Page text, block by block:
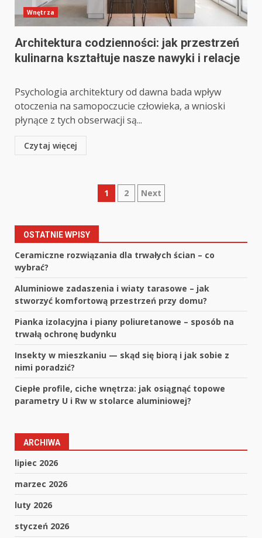
Wnętrza
Architektura codzienności: jak przestrzeń
kulinarna kształtuje nasze nawyki i relacje
Psychologia architektury od dawna bada wpływ
otoczenia na samopoczucie człowieka, a wnioski
płynące z tych obserwacji są...
Czytaj więcej
Stronicowanie
1 2 Next
OSTATNIE WPISY
Ceramiczne rozwiązania dla trwałych ścian – co
wybrać?
Aluminiowe zadaszenia i wiaty tarasowe – jak
stworzyć komfortową przestrzeń przy domu?
Pianka izolacyjna i piany poliuretanowe – sposób na
trwałą ochronę budynku
Insekty w mieszkaniu — skąd się biorą i jak sobie z
nimi poradzić?
Ciepłe profile, ciche wnętrza: jak osiągnąć topowe
parametry U i Rw w stolarce aluminiowej?
ARCHIWA
lipiec 2026
marzec 2026
luty 2026
styczeń 2026